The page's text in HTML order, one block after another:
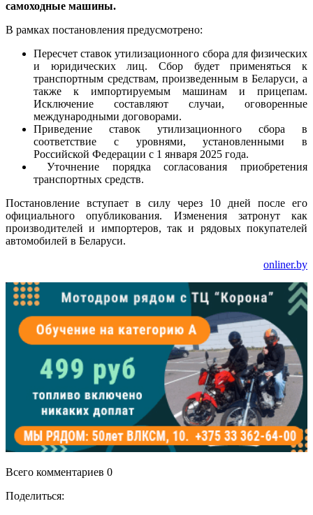
самоходные машины.
В рамках постановления предусмотрено:
Пересчет ставок утилизационного сбора для физических
и юридических лиц. Сбор будет применяться к
транспортным средствам, произведенным в Беларуси, а
также к импортируемым машинам и прицепам.
Исключение составляют случаи, оговоренные
международными договорами.
Приведение ставок утилизационного сбора в
соответствие с уровнями, установленными в
Российской Федерации с 1 января 2025 года.
Уточнение порядка согласования приобретения
транспортных средств.
Постановление вступает в силу через 10 дней после его
официального опубликования. Изменения затронут как
производителей и импортеров, так и рядовых покупателей
автомобилей в Беларуси.
onliner.by
Всего комментариев 0
Поделиться: